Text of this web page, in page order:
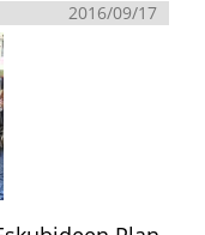
2016/09/17